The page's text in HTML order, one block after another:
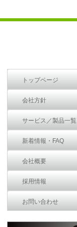
トップページ
会社方針
サービス／製品一覧
新着情報・FAQ
会社概要
採用情報
お問い合わせ